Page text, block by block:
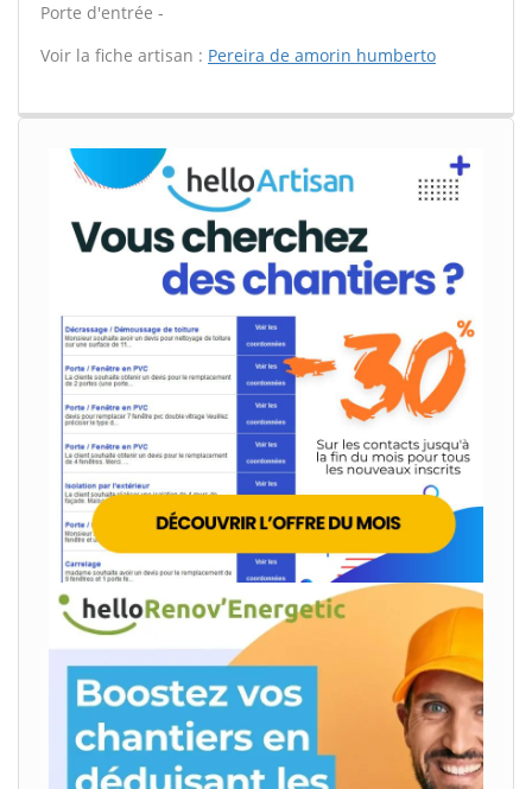
Porte d'entrée -
Voir la fiche artisan : Pereira de amorin humberto